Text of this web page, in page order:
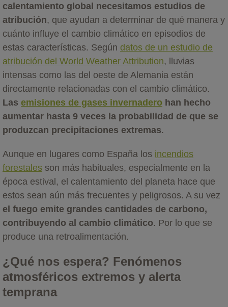
calentamiento global necesitamos estudios de
atribución, que ayudan a determinar de qué manera y
cuánto influye el cambio climático en episodios de
estas características. Según datos de un estudio de
atribución del World Weather Attribution, lluvias
intensas como las del oeste de Alemania están
directamente relacionadas con el cambio climático.
Las emisiones de gases invernadero han hecho
aumentar hasta 9 veces la probabilidad de que se
produzcan precipitaciones extremas.
Aunque en lugares como España los incendios
forestales son más habituales, especialmente en la
época estival, el calentamiento del planeta hace que
estos sean aún más frecuentes y peligrosos. A su vez
el fuego emite grandes cantidades de carbono,
contribuyendo al cambio climático. Por lo que se
produce una retroalimentación.
¿Qué nos espera? Fenómenos
atmosféricos extremos y alerta
temprana